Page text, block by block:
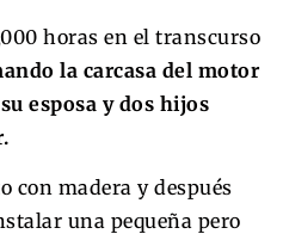
horas en el transcurso
la carcasa del motor
esposa y dos hijos
con madera y después
una pequeña pero